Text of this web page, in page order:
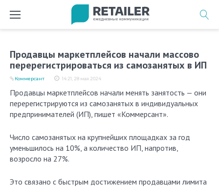
Продавцы маркетплейсов начали массово
перерегистрироваться из самозанятых в ИП
14:21, 28 мая 2024
Коммерсант
Продавцы маркетплейсов начали менять занятость — они
перерегистрируются из самозанятых в индивидуальных
предпринимателей (ИП), пишет «Коммерсант».
Число самозанятых на крупнейших площадках за год
уменьшилось на 10%, а количество ИП, напротив,
возросло на 27%.
Это связано с быстрым достижением продавцами лимита